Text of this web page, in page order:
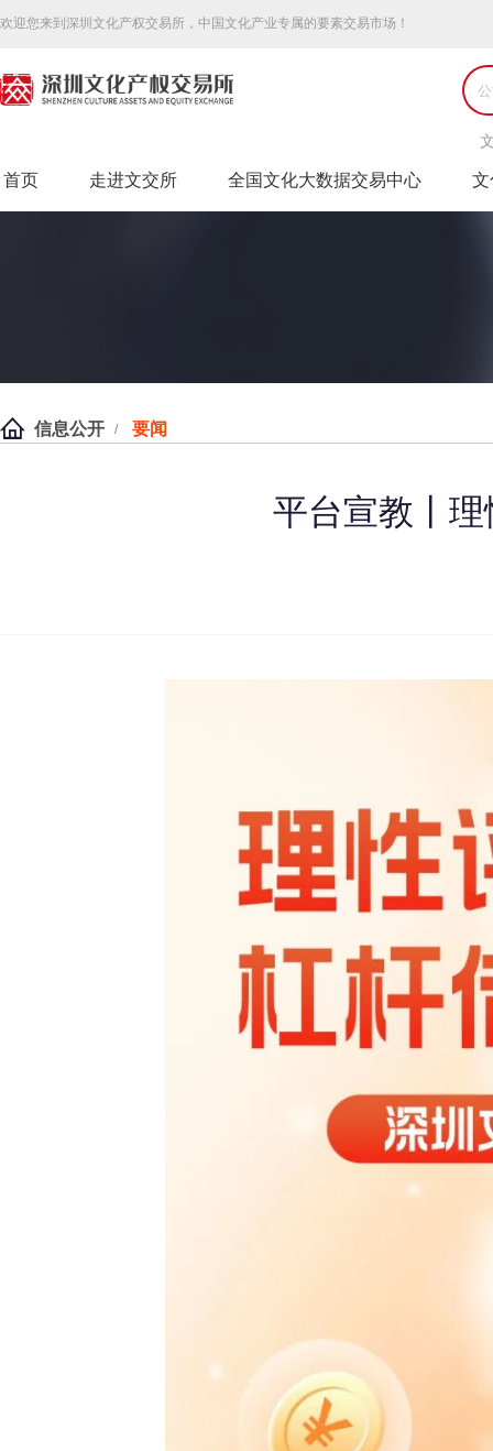
欢迎您来到深圳文化产权交易所，中国文化产业专属的要素交易市场！
首页 走进文交所 全国文化大数据交易中心 文
信息公开 / 要闻
平台宣教丨